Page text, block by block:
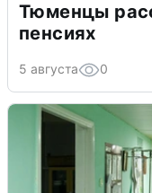
Тюменцы
пенсиях
5 августа 0